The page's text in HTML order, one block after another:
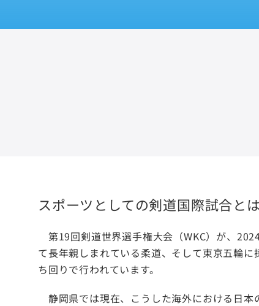
スポーツとしての剣道国際試合と
第19回剣道世界選手権大会（WKC）が、
て長年親しまれている柔道、そして東京五輪
ち回りで行われています。
静岡県では現在、こうした海外における日本